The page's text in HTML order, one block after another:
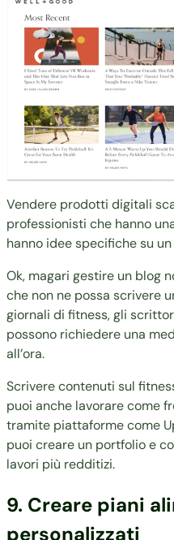
Vendere prodotti digitali
professionisti che hanno
hanno idee specifiche su
Ok, magari gestire un blog
che non ne possa scrivere
giornali di fitness, gli
possono richiedere una
all’ora.
Scrivere contenuti sul
puoi anche lavorare come
tramite piattaforme come
puoi creare un portfolio e
lavori più redditizi.
9. Creare piani
personalizzati